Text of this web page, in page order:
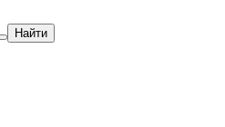
Найти